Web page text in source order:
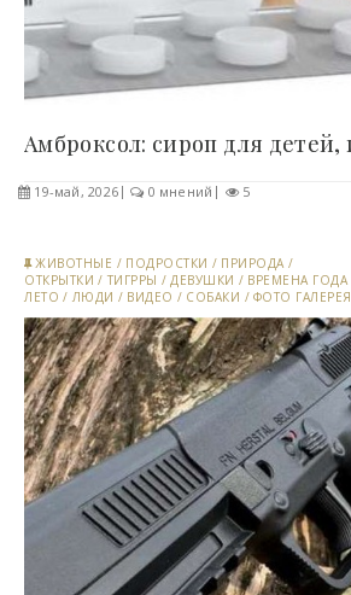
19-май, 2026 0 мнений 5
ЖИВОТНЫЕ / ПОДРОСТКИ / ПРИРОДА /
ОТКРЫТКИ / ТИГРРЫ /ДЕВУШКИ / ВРЕМЕНА ГОДА
ЛЕТО / ЛЮДИ / ВИДЕО / СОБАКИ / ФОТО ГАЛЕРЕЯ